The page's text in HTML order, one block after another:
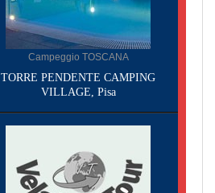
Campeggio TOSCANA
TORRE PENDENTE CAMPING
VILLAGE, Pisa